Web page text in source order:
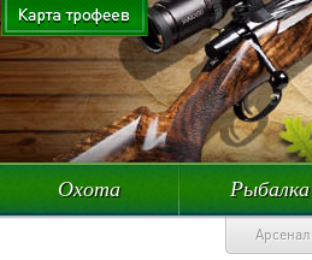
Охота Рыбалка
Арсенал